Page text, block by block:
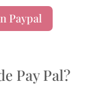
Paypal
Pay Pal?